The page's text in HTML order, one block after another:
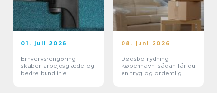
01. juli 2026
Erhvervsrengøring
skaber arbejdsglæde og
bedre bundlinje
08. juni 2026
Dødsbo rydning i
København: sådan får du
en tryg og ordentlig